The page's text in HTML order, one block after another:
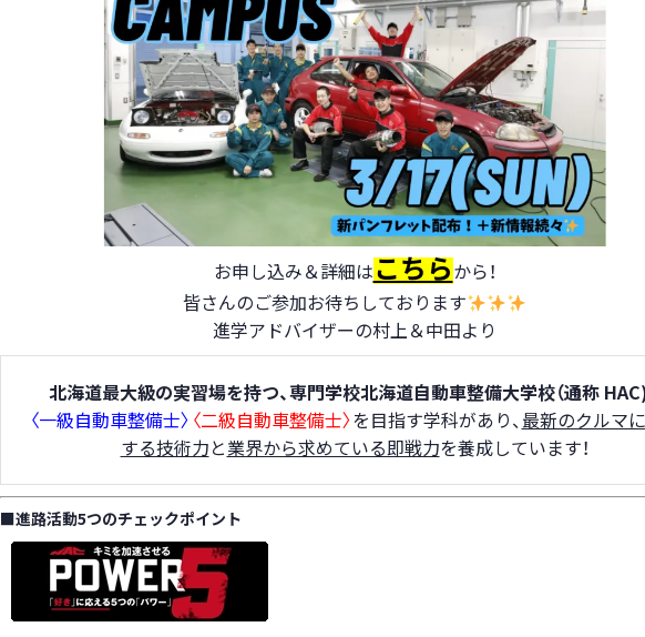
お申し込み＆詳細はこちらから！
皆さんのご参加お待ちしております
進学アドバイザーの村上＆中田より
北海道最大級の実習場を持つ、専門学校北海道自動車整備大学校（通称 HAC)
〈一級自動車整備士〉 〈二級自動車整備士〉を目指す学科があり、最新のクルマ
する技術力と業界から求めている即戦力を養成しています！
■進路活動5つのチェックポイント